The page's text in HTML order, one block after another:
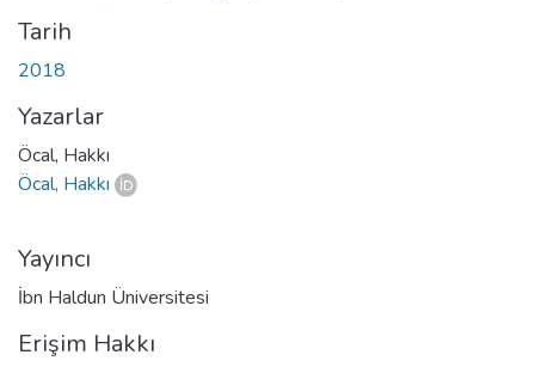
Tarih
2018
Yazarlar
Öcal, Hakkı
Öcal, Hakkı
Yayıncı
İbn Haldun Üniversitesi
Erişim Hakkı